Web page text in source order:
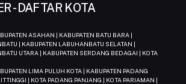
trafik pelanggan.
Annual Fee
SetupFee
- DAFTAR KOTA
ASAHAN | KABUPATEN BATU BARA |
| KABUPATEN LABUHANBATU SELATAN |
UTARA | KABUPATEN SERDANG BEDAGAI | KOTA
LIMA PULUH KOTA | KABUPATEN PADANG
| KOTA PADANG PANJANG | KOTA PARIAMAN |